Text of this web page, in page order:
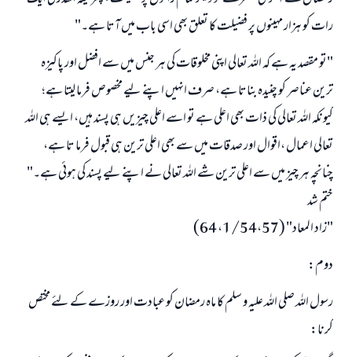
رات کو ہزار مہینوں پر فضیلت کا تعلق بھی اسی باب میں آتا ہے۔"
"تو مقصد یہ ہے کہ اللہ تعالی اپنی مخلوقات کی ہر جنس میں سے افضل اور پاکیزہ
ترین عناصر کو چنیدہ بناتا ہے، صرف انہیں اپنے لیے مخصوص فرما لیتا ہے؛
کیونکہ اللہ تعالی کی ذات بھی اعلی ہے تو اسے اعلی چیزیں ہی پسند ہیں، ایسے ہی اللہ
تعالی اعمال ،اقوال اور صدقات میں سے بھی اعلی ترین ہی قبول فرما تا ہے،
چنانچہ ہر چیز میں سے اعلی ترین شے اللہ تعالی نے اپنے لیے پسند کی ہوئی ہے۔"
ختم شد
"زاد المعاد" (1/54،57، 64)
دوم:
رسول اللہ صلی اللہ علیہ و سلم کا ماہ رمضان کو عبادت اور روزے کے لئے مختص
کرنا: